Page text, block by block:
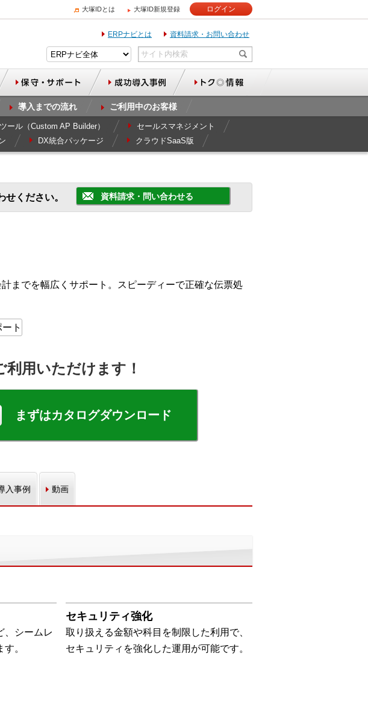
大塚IDとは 大塚ID新規登録 ログイン
ERPナビとは 資料請求・お問い合わせ
導入までの流れ ご利用中のお客様
ール（Custom AP Builder）
セールスマネジメント
DX統合パッケージ クラウドSaaS版
ください。 資料請求・問い合わせる
までを幅広くサポート。スピーディーで正確な伝票処
用いただけます！
まずはカタログダウンロード
入事例 動画
、シームレ
。
セキュリティ強化
取り扱える金額や科目を制限した利用で、
セキュリティを強化した運用が可能です。